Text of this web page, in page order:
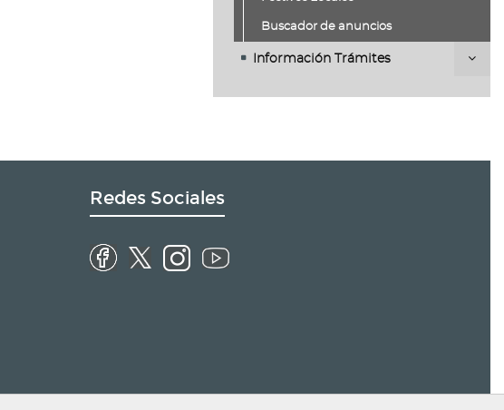
Buscador de anuncios
Información Trámites
Redes Sociales